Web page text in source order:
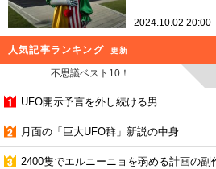
2024.10.02 20:00
人気記事ランキング 更新
不思議ベスト10！
UFO開示予言を外し続ける男
月面の「巨大UFO群」新説の中身
2400隻でエルニーニョを弱める計画の副